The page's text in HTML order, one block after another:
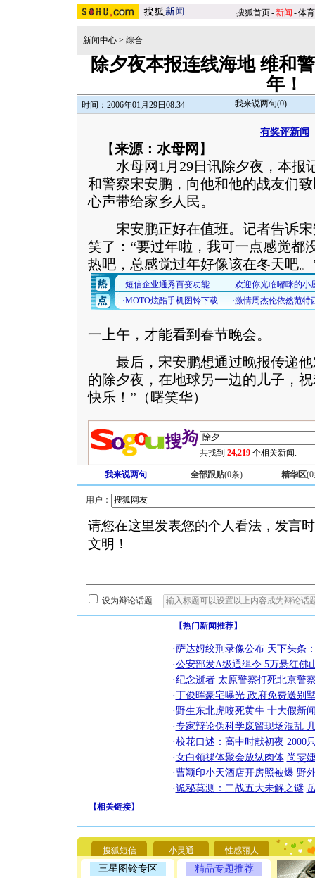
搜狐首页-新闻 -体育
新闻中心 > 综合
除夕夜本报连线海地 维和
年！
时间：2006年01月29日08:34 我来说两句(0)
有奖评新闻
【来源：水母网 】
水母网1月29日讯除夕夜，本报
和警察宋安鹏，向他和他的战友们
心声带给家乡人民。
宋安鹏正好在值班。记者告诉宋
笑了：“要过年啦，我可一点感觉都
热吧，总感觉过年好像该在冬天吧。
一上午，才能看到春节晚会。
最后，宋安鹏想通过晚报传递他
的除夕夜，在地球另一边的儿子，
快乐！”（曙笑华）
共找到 24,219 个相关新闻.
我来说两句 全部跟贴(0条) 精华区(0
用户：
设为辩论话题
【热门新闻推荐】
·萨达姆绞刑录像公布 天下头条
·公安部发A级通缉令 5万悬红佛
·纪念逝者 太原警察打死北京警
·丁俊晖豪宅曝光 政府免费送别
·野生东北虎咬死黄牛 十大假新
·专家辩论伪科学废留现场混乱
·校花口述：高中时献初夜 2000
·女白领祼体聚会放纵肉体 尚雯
·曹颖印小天酒店开房照被爆 野
·诡秘莫测：二战五大未解之谜
【相关链接】
搜狐短信 小灵通 性感丽人
三星图铃专区 精品专题推荐
你太多，
要平安！
[圣诞节]
能正大光
天都要快